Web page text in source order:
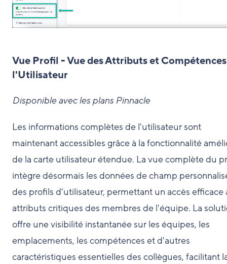
Vue Profil - Vue des Attributs et
l'Utilisateur
Disponible avec les plans Pinnacle
Les informations complètes de l'utilisateur sont
maintenant accessibles grâce à la fonctionnalité
de la carte utilisateur étendue. La vue complète du
intègre désormais les données de champ
des profils d'utilisateur, permettant un accès efficace
attributs critiques des membres de l'équipe. La
offre une visibilité instantanée sur les équipes, les
emplacements, les compétences et d'autres
caractéristiques essentielles des collègues, facilitant